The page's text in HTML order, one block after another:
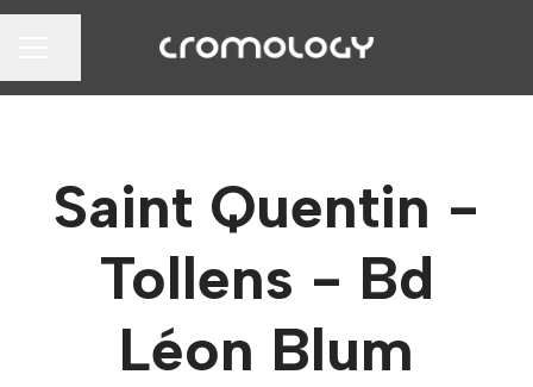
Partager la page
Saint Quentin -
Tollens - Bd
Léon Blum